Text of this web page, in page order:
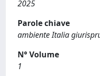
2025
Parole chiave
ambiente Italia
N° Volume
1